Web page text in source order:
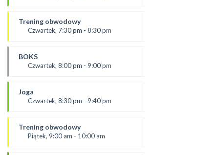
Żaneta
*Zajęcia dla dorosłych i dzieci
Trening obwodowy
Czwartek, 7:30 pm - 8:30 pm
Aneta J
SALA 1
BOKS
Czwartek, 8:00 pm - 9:00 pm
Mateusz
SALA 2
Joga
Czwartek, 8:30 pm - 9:40 pm
Dominika
SALA 1
Trening obwodowy
Piątek, 9:00 am - 10:00 am